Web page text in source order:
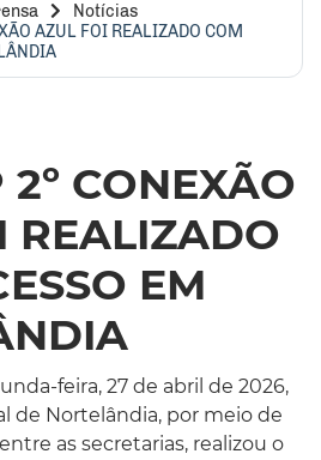
Notícias
AZUL FOI REALIZADO COM
2º CONEXÃO
REALIZADO
EM
feira, 27 de abril de 2026,
de Nortelândia, por meio de
as secretarias, realizou o